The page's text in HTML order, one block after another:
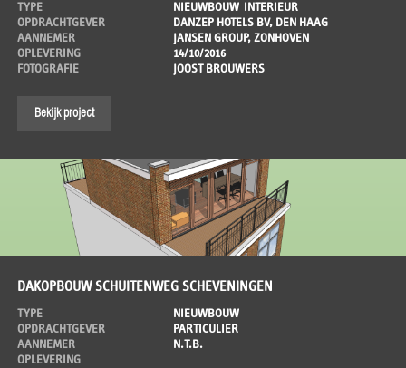
TYPE NIEUWBOUW
INTERIEUR
OPDRACHTGEVER
DANZEP HOTELS BV, DEN HAAG
AANNEMER
JANSEN GROUP, ZONHOVEN
OPLEVERING
14/10/2016
FOTOGRAFIE
JOOST BROUWERS
Bekijk project
DAKOPBOUW SCHUITENWEG SCHEVENINGEN
TYPE
NIEUWBOUW
OPDRACHTGEVER
PARTICULIER
AANNEMER
N.T.B.
OPLEVERING